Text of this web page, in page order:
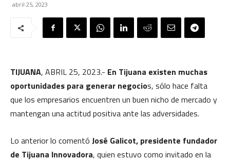
abril 25, 2023
TIJUANA, ABRIL 25, 2023.- En Tijuana existen muchas
oportunidades para generar negocios, sólo hace falta
que los empresarios encuentren un buen nicho de mercado y
mantengan una actitud positiva ante las adversidades.
Lo anterior lo comentó José Galicot, presidente fundador
de Tijuana Innovadora, quien estuvo como invitado en la